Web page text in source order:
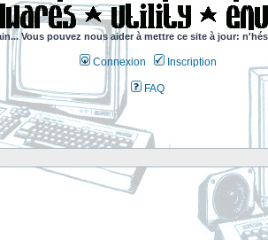
Vous pouvez nous aider à mettre ce site à jour:
Connexion Inscription
FAQ